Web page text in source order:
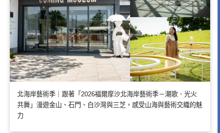
北海岸藝術季｜跟著「2026福爾摩沙北海岸藝術季－潮歌．光火
共舞」漫遊金山、石門、白沙灣與三芝，感受山海與藝術交織的魅
力